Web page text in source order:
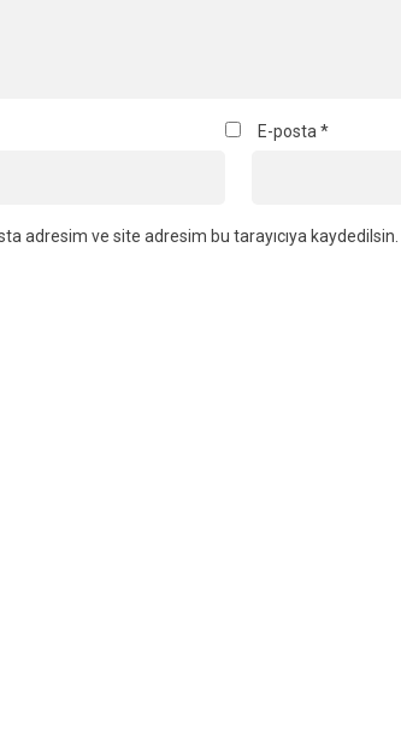
E-posta *
adresim ve site adresim bu tarayıcıya kaydedilsin.